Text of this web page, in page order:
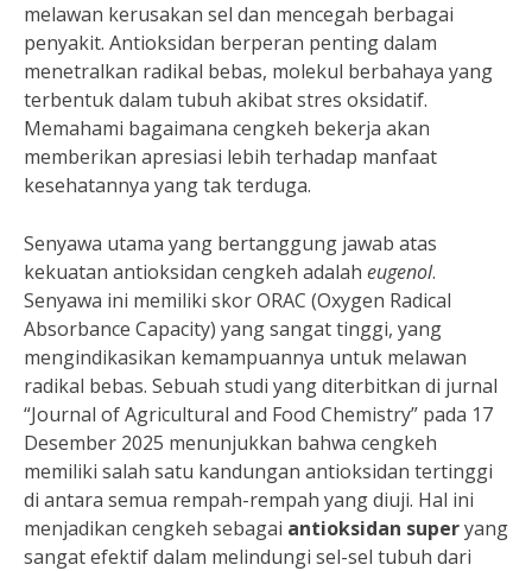
melawan kerusakan sel dan mencegah berbagai
penyakit. Antioksidan berperan penting dalam
menetralkan radikal bebas, molekul berbahaya yang
terbentuk dalam tubuh akibat stres oksidatif.
Memahami bagaimana cengkeh bekerja akan
memberikan apresiasi lebih terhadap manfaat
kesehatannya yang tak terduga.
Senyawa utama yang bertanggung jawab atas
kekuatan antioksidan cengkeh adalah eugenol.
Senyawa ini memiliki skor ORAC (Oxygen Radical
Absorbance Capacity) yang sangat tinggi, yang
mengindikasikan kemampuannya untuk melawan
radikal bebas. Sebuah studi yang diterbitkan di jurnal
“Journal of Agricultural and Food Chemistry” pada 17
Desember 2025 menunjukkan bahwa cengkeh
memiliki salah satu kandungan antioksidan tertinggi
di antara semua rempah-rempah yang diuji. Hal ini
menjadikan cengkeh sebagai antioksidan superyang
sangat efektif dalam melindungi sel-sel tubuh dari